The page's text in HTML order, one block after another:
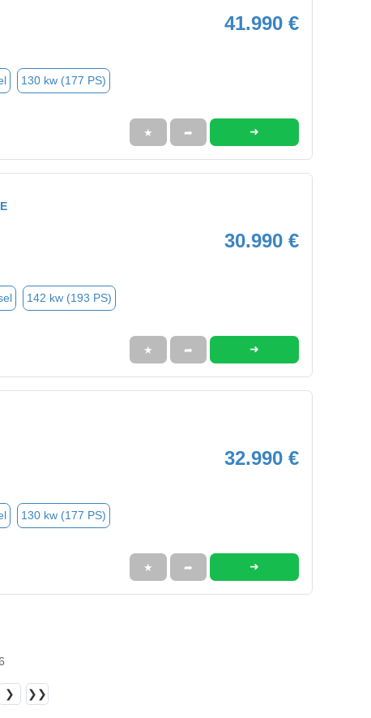
41.990 €
130 kw (177 PS)
★ ➦ ➜
30.990 €
142 kw (193 PS)
★ ➦ ➜
32.990 €
130 kw (177 PS)
★ ➦ ➜
❯ ❯❯